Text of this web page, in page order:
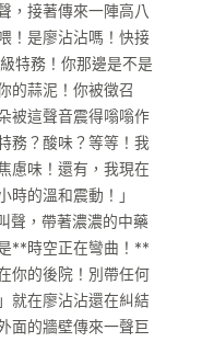
接著傳來一陣高八
！是廖沾沾嗎！快接
特務！你那邊是不是
的蒜泥！你被徵召
被這聲音震得嗡嗡作
務？酸味？等等！我
慮味！還有，我現在
時的溫和震動！」
聲，帶著濃濃的中藥
**時空正在彎曲！**
你的後院！別帶任何
就在廖沾沾還在糾結
面的牆壁傳來一聲巨